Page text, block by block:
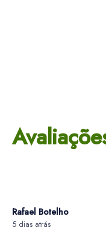
Rafael Botelho
5 dias atrás